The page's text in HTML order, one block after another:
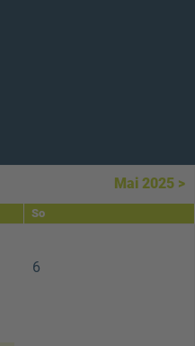
Mai 2025 >
So
6